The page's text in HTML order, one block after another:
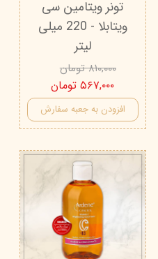
تونر ویتامین سی
ویتابلا - 220 میلی
لیتر
۸۱۰,۰۰۰ تومان
۵۶۷,۰۰۰ تومان
افزودن به جعبه سفارش